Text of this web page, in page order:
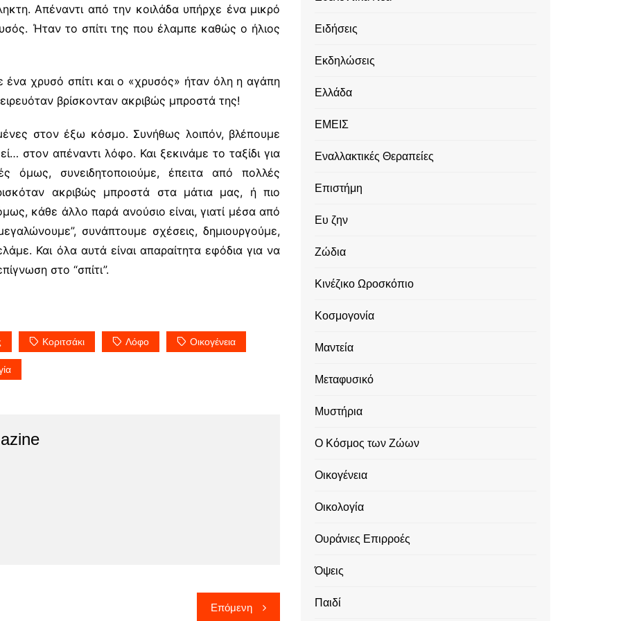
Απέναντι από την κοιλάδα υπήρχε ένα μικρό
Ήταν το σπίτι της που έλαμπε καθώς ο ήλιος
ένα χρυσό σπίτι και ο «χρυσός» ήταν όλη η αγάπη
βρίσκονταν ακριβώς μπροστά της!
στον έξω κόσμο. Συνήθως λοιπόν, βλέπουμε
στον απέναντι λόφο. Και ξεκινάμε το ταξίδι για
όμως, συνειδητοποιούμε, έπειτα από πολλές
ακριβώς μπροστά στα μάτια μας, ή πιο
κάθε άλλο παρά ανούσιο είναι, γιατί μέσα από
συνάπτουμε σχέσεις, δημιουργούμε,
Και όλα αυτά είναι απαραίτητα εφόδια για να
στο “σπίτι”.
Κοριτσάκι Λόφο Οικογένεια
Επόμενη
Ειδήσεις
Εκδηλώσεις
Ελλάδα
ΕΜΕΙΣ
Εναλλακτικές Θεραπείες
Επιστήμη
Ευ ζην
Ζώδια
Κινέζικο Ωροσκόπιο
Κοσμογονία
Μαντεία
Μεταφυσικό
Μυστήρια
Ο Κόσμος των Ζώων
Οικογένεια
Οικολογία
Ουράνιες Επιρροές
Όψεις
Παιδί